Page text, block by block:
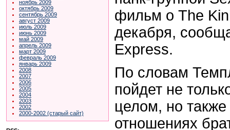
ноябрь 2009
октябрь 2009
сентябрь 2009
август 2009
июль 2009
июнь 2009
май 2009
апрель 2009
март 2009
февраль 2009
январь 2009
2008
2007
2006
2005
2004
2003
2002
2000-2002 (старый сайт)
фильм о The
декабря,
Express.
По словам
пойдет не
целом, но
отношениях